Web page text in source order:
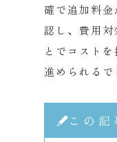
確で追加料
認し、 費用
とでコスト
進められるで
この